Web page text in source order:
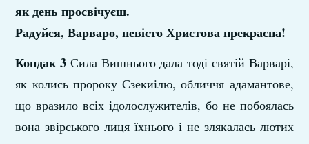
як день просвічуєш.
Радуйся, Варваро, невісто Христова прекрасна!
Кондак 3 Сила Вишнього дала тоді святій Варварі,
як колись пророку Єзекиілю, обличчя адамантове,
що вразило всіх ідолослужителів, бо не побоялась
вона звірського лиця їхнього і не злякалась лютих